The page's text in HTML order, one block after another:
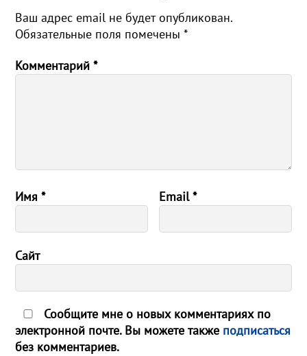
Ваш адрес email не будет опубликован.
Обязательные поля помечены*
Комментарий*
Имя* Email*
Сайт
Сообщите мне о новых комментариях по
электронной почте. Вы можете также подписаться
без комментариев.